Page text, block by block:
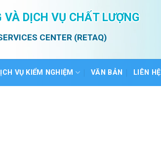
DỊCH VỤ CHẤT LƯỢNG
CENTER (RETAQ)
VỤ KIỂM NGHIỆM VĂN BẢN LIÊN HỆ